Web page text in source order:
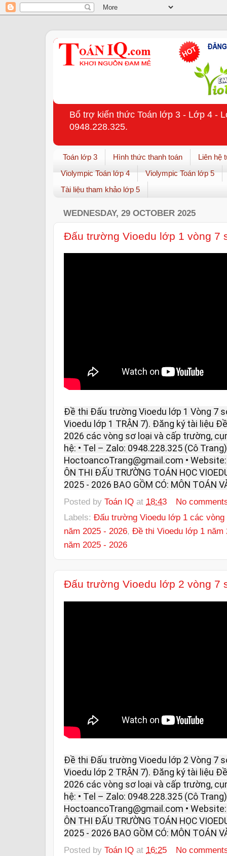
Bổ trợ kiến thức Toán lớp 3 - Lớp 4 -
0948.228.325.
Toán lớp 3 Hình thức thanh toán
Liên hệ
Violympic Toán lớp 4
Violympic Toán lớp 5
Tài liệu tham khảo lớp 5
WEDNESDAY, 29 OCTOBER 2025
Đấu trường Vioedu lớp 1 vòng 7
Đề thi Đấu trường Vioedu lớp 1 Vòng 7
Vioedu lớp 1 TRẬN 7). Đăng ký tài liệu
2026 các vòng sơ loại và cấp trường,
hệ: • Tel – Zalo: 0948.228.325 (Cô
HoctoancoTrang@gmail.com •
ÔN THI ĐẤU TRƯỜNG TOÁN HỌC
2025 - 2026 BAO GỒM CÓ: MÔN TOÁN
Posted by Toán IQ at 18:43
No
Labels: Đấu trường Vioedu lớp 1 các
năm 2025 - 2026, Đề thi Vioedu lớp 1 năm
năm 2025 - 2026
Đấu trường Vioedu lớp 2 vòng 7
Đề thi Đấu trường Vioedu lớp 2 Vòng 7
Vioedu lớp 2 TRẬN 7). Đăng ký tài liệu
2026 các vòng sơ loại và cấp trường,
hệ: • Tel – Zalo: 0948.228.325 (Cô
HoctoancoTrang@gmail.com •
ÔN THI ĐẤU TRƯỜNG TOÁN HỌC
2025 - 2026 BAO GỒM CÓ: MÔN TOÁN
Posted by Toán IQ at 16:25
No